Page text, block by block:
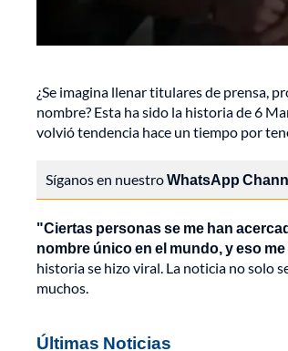
¿Se imagina llenar titulares de prensa,
nombre? Esta ha sido la historia de 6
volvió tendencia hace un tiempo por
Síganos en nuestroWhatsApp
"Ciertas personas se me han
nombre único en el mundo, y eso
historia se hizo viral. La noticia no solo
muchos.
Últimas Noticias